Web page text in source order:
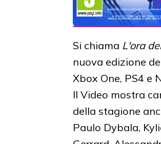
Si chiama L'ora
nuova edizione
Xbox One, PS4 e
Il Video mostra
della stagione
Paulo Dybala,